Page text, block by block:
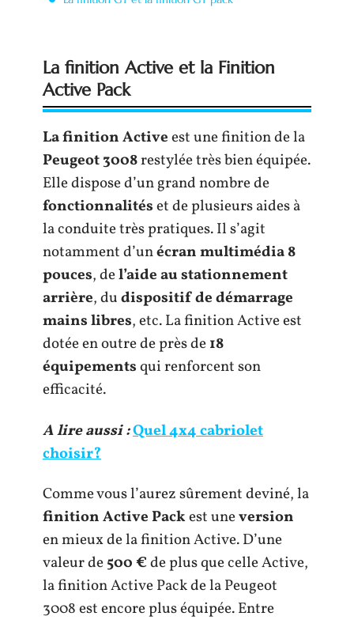
La finition Active et la Finition
Active Pack
La finition Activeest une finition de la
Peugeot 3008restylée très bien équipée.
Elle dispose d’un grand nombre de
fonctionnalitéset de plusieurs aides à
la conduite très pratiques. Il s’agit
notamment d’unécran multimédia 8
pouces, del’aide au stationnement
arrière, dudispositif de démarrage
mains libres, etc. La finition Active est
dotée en outre de près de18
équipementsqui renforcent son
efficacité.
A lire aussi :Quel 4x4 cabriolet
choisir?
Comme vous l’aurez sûrement deviné, la
finition Active Packest uneversion
en mieux de la finition Active. D’une
valeur de500 €de plus que celle Active,
la finition Active Pack de la Peugeot
3008 est encore plus équipée. Entre